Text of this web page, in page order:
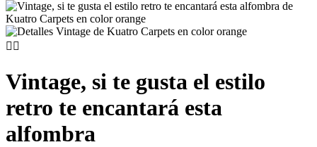
 
Vintage, si te gusta el estilo
retro te encantará esta
alfombra